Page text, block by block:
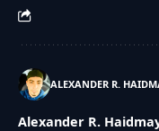
ALEXANDER R.
Alexander R.